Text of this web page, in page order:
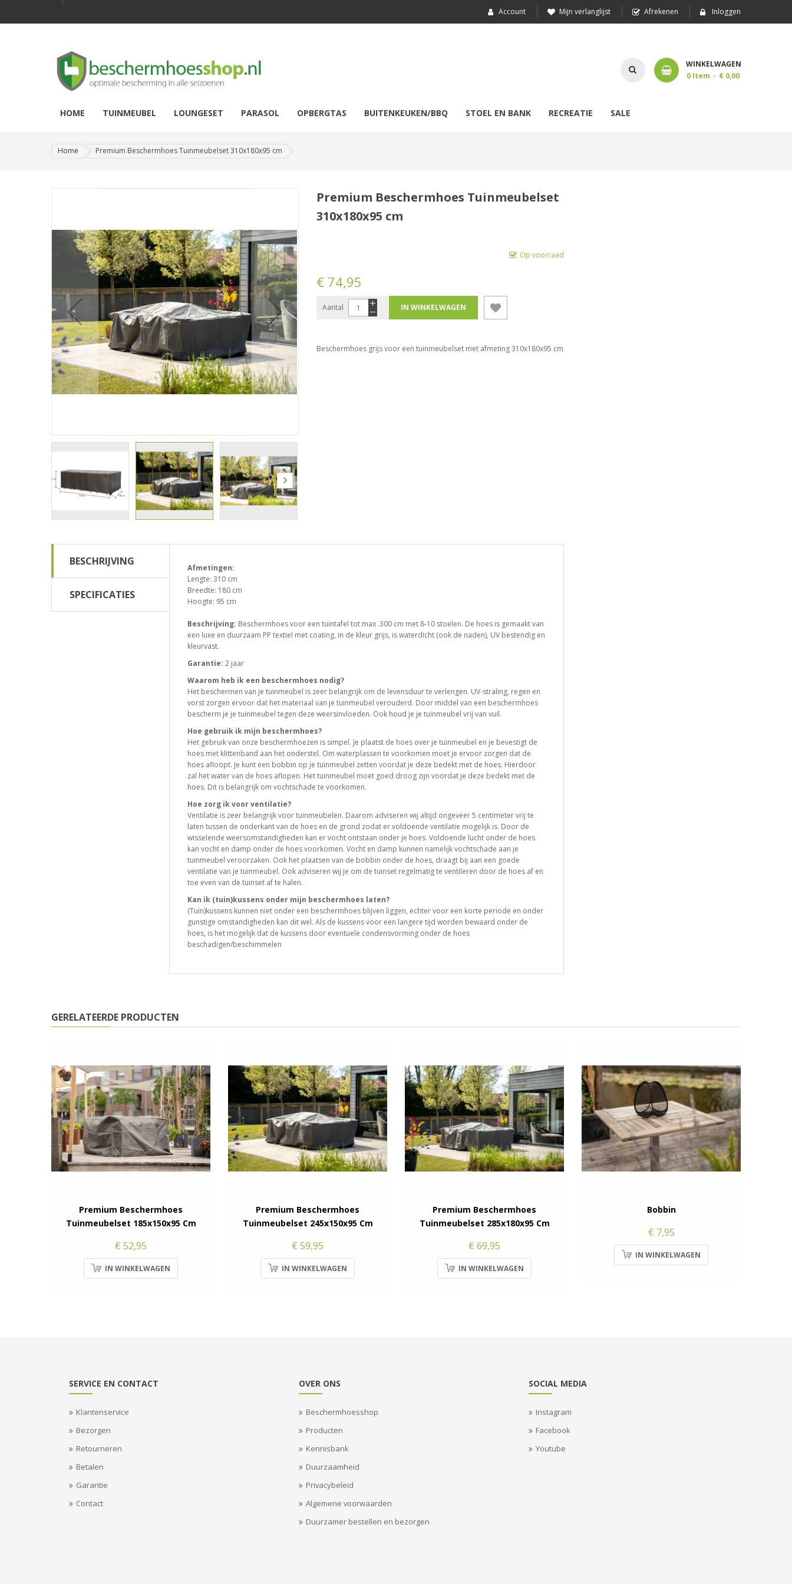
Account Mijn verlanglijst Afrekenen Inloggen
WINKELWAGEN
0Item € 0,00
HOME TUINMEUBEL LOUNGESET PARASOL OPBERGTAS BUITENKEUKEN/BBQ STOEL EN BANK RECREATIE SALE
Home Premium Beschermhoes Tuinmeubelset 310x180x95 cm
Premium Beschermhoes Tuinmeubelset
310x180x95 cm
Op voorraad
€ 74,95
Aantal IN WINKELWAGEN
Beschermhoes grijs voor een tuinmeubelset met afmeting 310x180x95 cm
BESCHRIJVING
SPECIFICATIES
Afmetingen:
Lengte: 310 cm
Breedte: 180 cm
Hoogte: 95 cm
Beschrijving: Beschermhoes voor een tuintafel tot max .300 cm met 8-10 stoelen. De hoes is gemaakt van
een luxe en duurzaam PP textiel met coating, in de kleur grijs, is waterdicht (ook de naden), UV bestendig en
kleurvast.
Garantie: 2 jaar
Waarom heb ik een beschermhoes nodig?
Het beschermen van je tuinmeubel is zeer belangrijk om de levensduur te verlengen. UV-straling, regen en
vorst zorgen ervoor dat het materiaal van je tuinmeubel verouderd. Door middel van een beschermhoes
bescherm je je tuinmeubel tegen deze weersinvloeden. Ook houd je je tuinmeubel vrij van vuil.
Hoe gebruik ik mijn beschermhoes?
Het gebruik van onze beschermhoezen is simpel. Je plaatst de hoes over je tuinmeubel en je bevestigt de
hoes met klittenband aan het onderstel. Om waterplassen te voorkomen moet je ervoor zorgen dat de
hoes afloopt. Je kunt een bobbin op je tuinmeubel zetten voordat je deze bedekt met de hoes. Hierdoor
zal het water van de hoes aflopen. Het tuinmeubel moet goed droog zijn voordat je deze bedekt met de
hoes. Dit is belangrijk om vochtschade te voorkomen.
Hoe zorg ik voor ventilatie?
Ventilatie is zeer belangrijk voor tuinmeubelen. Daarom adviseren wij altijd ongeveer 5 centimeter vrij te
laten tussen de onderkant van de hoes en de grond zodat er voldoende ventilatie mogelijk is. Door de
wisselende weersomstandigheden kan er vocht ontstaan onder je hoes. Voldoende lucht onder de hoes
kan vocht en damp onder de hoes voorkomen. Vocht en damp kunnen namelijk vochtschade aan je
tuinmeubel veroorzaken. Ook het plaatsen van de bobbin onder de hoes, draagt bij aan een goede
ventilatie van je tuinmeubel. Ook adviseren wij je om de tuinset regelmatig te ventileren door de hoes af en
toe even van de tuinset af te halen.
Kan ik (tuin)kussens onder mijn beschermhoes laten?
(Tuin)kussens kunnen niet onder een beschermhoes blijven liggen, echter voor een korte periode en onder
gunstige omstandigheden kan dit wel. Als de kussens voor een langere tijd worden bewaard onder de
hoes, is het mogelijk dat de kussens door eventuele condensvorming onder de hoes
beschadigen/beschimmelen
GERELATEERDE PRODUCTEN
Premium Beschermhoes
Tuinmeubelset 185x150x95 Cm
€ 52,95
IN WINKELWAGEN
Premium Beschermhoes
Tuinmeubelset 245x150x95 Cm
€ 59,95
IN WINKELWAGEN
Premium Beschermhoes
Tuinmeubelset 285x180x95 Cm
€ 69,95
IN WINKELWAGEN
Bobbin
€ 7,95
IN WINKELWAGEN
SERVICE EN CONTACT
Klantenservice
Bezorgen
Retourneren
Betalen
Garantie
Contact
OVER ONS
Beschermhoesshop
Producten
Kennisbank
Duurzaamheid
Privacybeleid
Algemene voorwaarden
Duurzamer bestellen en bezorgen
SOCIAL MEDIA
Instagram
Facebook
Youtube